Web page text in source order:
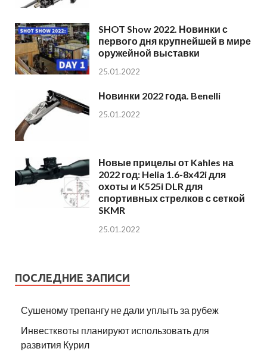
SHOT Show 2022. Новинки с
первого дня крупнейшей в мире
оружейной выставки
25.01.2022
Новинки 2022 года. Benelli
25.01.2022
Новые прицелы от Kahles на
2022 год: Helia 1.6-8x42i для
охоты и K525i DLR для
спортивных стрелков с сеткой
SKMR
25.01.2022
ПОСЛЕДНИЕ ЗАПИСИ
Сушеному трепангу не дали уплыть за рубеж
Инвестквоты планируют использовать для
развития Курил